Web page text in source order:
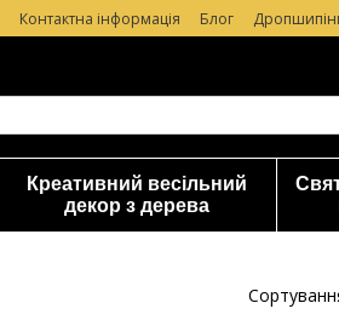
Контактна інформація Блог
Креативний весільний
декор з дерева